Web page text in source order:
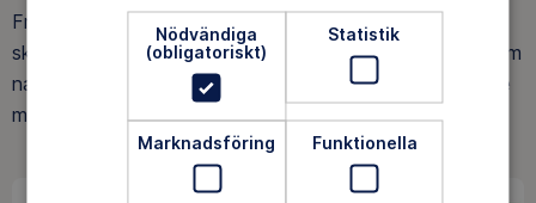
Friluftsfrämjandet arbetar för att så många som möjligt
ska upptäcka den rörelseglädje och de hälsoeffekter som
naturen ger. Som medlem bidrar du också till vårt arbete
med att skydda allemansrätten.
Nödvändiga
(obligatoriskt)
Statistik
Marknadsföring Funktionella